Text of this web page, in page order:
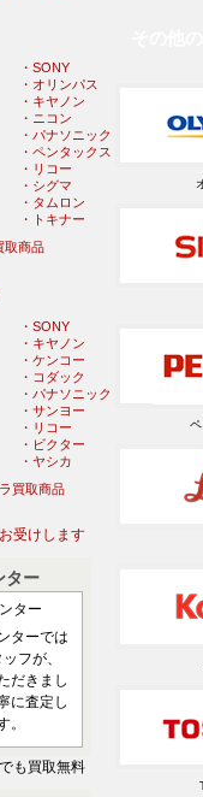
・SONY
・オリンパス
・キヤノン
・ニコン
・パナソニック
・ペンタックス
・リコー
・シグマ
・タムロン
・トキナー
取商品
・SONY
・キヤノン
・ケンコー
・コダック
・パナソニック
・サンヨー
・リコー
・ビクター
・ヤシカ
買取商品
ター
ターでは
フが、
だきまし
に査定し
。